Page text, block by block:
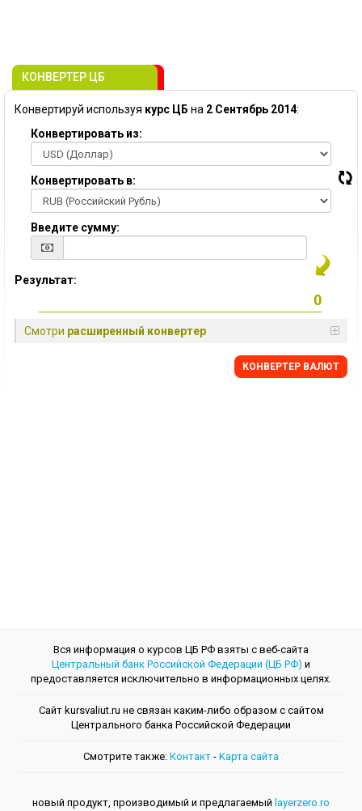
КОНВЕРТЕР ЦБ
Конвертируй используя курс ЦБ на 2 Сентябрь 2014:
Конвертировать из:
Конвертировать в:
Введите сумму:
Результат:
Смотри расширенный конвертер
КОНВЕРТЕР ВАЛЮТ
Вся информация о курсов ЦБ РФ взяты с веб-сайта
Центральный банк Российской Федерации (ЦБ РФ) и
предоставляется исключительно в информационных целях.
Сайт kursvaliut.ru не связан каким-либо образом с сайтом
Центрального банкa Российской Федерации
Смотрите также: Контакт - Kарта сайта
новый продукт, производимый и предлагаемый layerzero.ro